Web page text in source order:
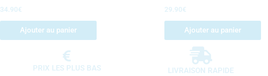
34.90€
Ajouter au panier
29.90€
Ajouter au panier
PRIX LES PLUS BAS LIVRAISON RAPIDE